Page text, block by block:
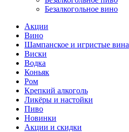
Безалкогольное вино
Акции
Вино
Шампанское и игристые вина
Виски
Водка
Коньяк
Ром
Крепкий алкоголь
Ликёры и настойки
Пиво
Новинки
Акции и скидки